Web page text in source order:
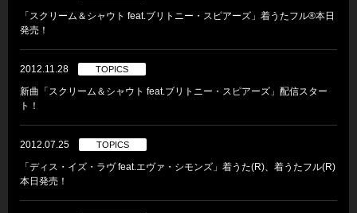
「スクリーム＆シャウト feat.ブリトニー・スピアーズ」着うたフル®本日
発売！
2012.11.28 TOPICS
新曲「スクリーム＆シャウト feat.ブリトニー・スピアーズ」配信スター
ト！
2012.07.25 TOPICS
「ディス・イズ・ラヴ feat.エヴァ・シモンズ」着うた(R)、着うたフル(R)
本日発売！